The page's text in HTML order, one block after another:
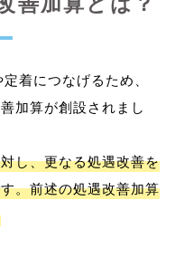
着につなげるため、
加算が創設されまし
し、更なる処遇改善を
。前述の処遇改善加算